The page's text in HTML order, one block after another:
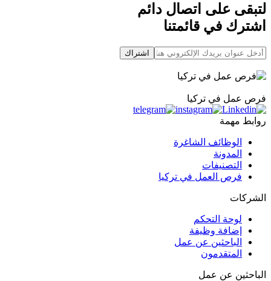
لتبقى على اتصال دائم
اشترك في قائمتنا
اشتراك
فرص عمل في تركيا
روابط مهمة
الوظائف الشاغرة
المدونة
التصنيفات
فرص العمل في تركيا
الشركات
لوحة التحكم
إضافة وظيفة
الباحثين عن عمل
المتقدمون
الباحثين عن عمل